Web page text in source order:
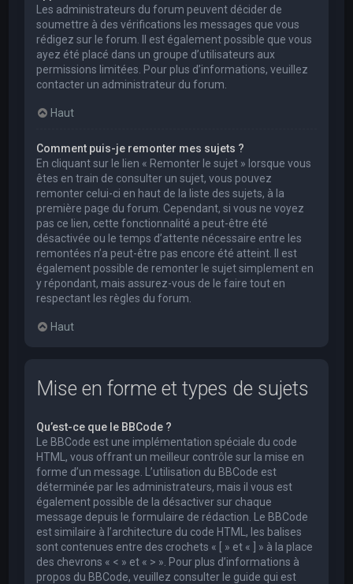
Les administrateurs du forum peuvent décider de
soumettre à des vérifications les messages que vous
rédigez sur le forum. Il est également possible que vous
ayez été placé dans un groupe d’utilisateurs aux
permissions limitées. Pour plus d’informations, veuillez
contacter un administrateur du forum.
Haut
Comment puis-je remonter mes sujets ?
En cliquant sur le lien « Remonter le sujet » lorsque vous
êtes en train de consulter un sujet, vous pouvez
remonter celui-ci en haut de la liste des sujets, à la
première page du forum. Cependant, si vous ne voyez
pas ce lien, cette fonctionnalité a peut-être été
désactivée ou le temps d’attente nécessaire entre les
remontées n’a peut-être pas encore été atteint. Il est
également possible de remonter le sujet simplement en
y répondant, mais assurez-vous de le faire tout en
respectant les règles du forum.
Haut
Mise en forme et types de sujets
Qu’est-ce que le BBCode ?
Le BBCode est une implémentation spéciale du code
HTML, vous offrant un meilleur contrôle sur la mise en
forme d’un message. L’utilisation du BBCode est
déterminée par les administrateurs, mais il vous est
également possible de la désactiver sur chaque
message depuis le formulaire de rédaction. Le BBCode
est similaire à l’architecture du code HTML, les balises
sont contenues entre des crochets « [ » et « ] » à la place
des chevrons « < » et « > ». Pour plus d’informations à
propos du BBCode, veuillez consulter le guide qui est